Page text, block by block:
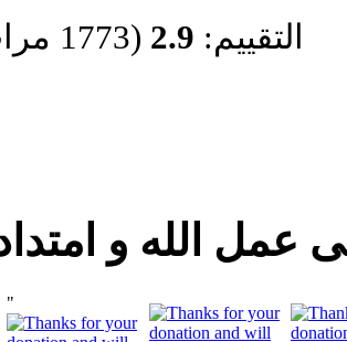
التقييم: 2.9 (1773 مرات التقييم)
عمل الله و
"